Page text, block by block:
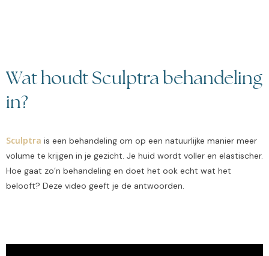
Wat houdt Sculptra behandeling
in?
Sculptra is een behandeling om op een natuurlijke manier meer
volume te krijgen in je gezicht. Je huid wordt voller en elastischer.
Hoe gaat zo’n behandeling en doet het ook echt wat het
belooft? Deze video geeft je de antwoorden.